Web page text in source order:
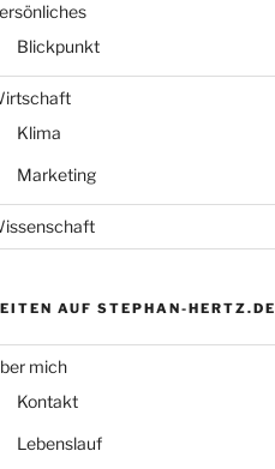
Blickpunkt
Klima
Marketing
AUF STEPHAN-HERTZ.DE
mich
Kontakt
Lebenslauf